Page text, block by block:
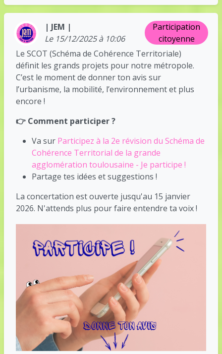
| JEM |
Le 15/12/2025 à 10:06
Participation
citoyenne
Le SCOT (Schéma de Cohérence Territoriale)
définit les grands projets pour notre métropole.
C’est le moment de donner ton avis sur
l’urbanisme, la mobilité, l’environnement et plus
encore !
👉 Comment participer ?
Va sur Participez à la 2e révision du Schéma de
Cohérence Territorial de la grande
agglomération toulousaine - Je participe !
Partage tes idées et suggestions !
La concertation est ouverte jusqu'au 15 janvier
2026. N'attends plus pour faire entendre ta voix !